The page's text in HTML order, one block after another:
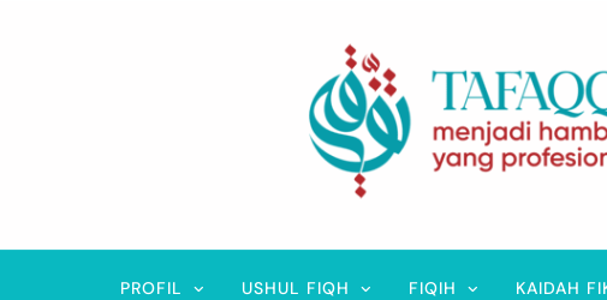
Tafaqquh.ID
PROFIL USHUL FIQH FIQIH KAIDAH